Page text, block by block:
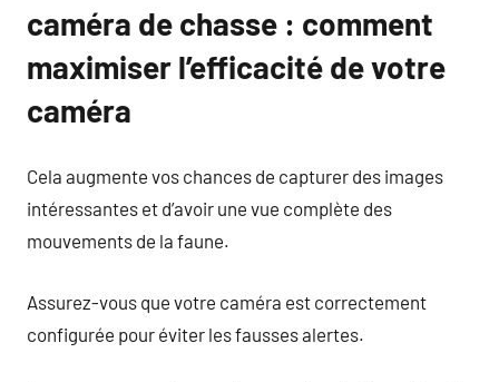
caméra de chasse : comment
maximiser l’efficacité de votre
caméra
Cela augmente vos chances de capturer des images
intéressantes et d’avoir une vue complète des
mouvements de la faune.
Assurez-vous que votre caméra est correctement
configurée pour éviter les fausses alertes.